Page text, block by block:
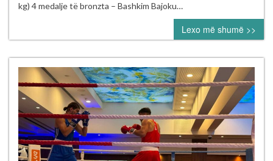
“Mustafa
Hajrulahović
–
Talijan”
me
gjashtë
medalje
kg) 4 medalje të bronzta – Bashkim Bajoku…
Lexo më shumë >>